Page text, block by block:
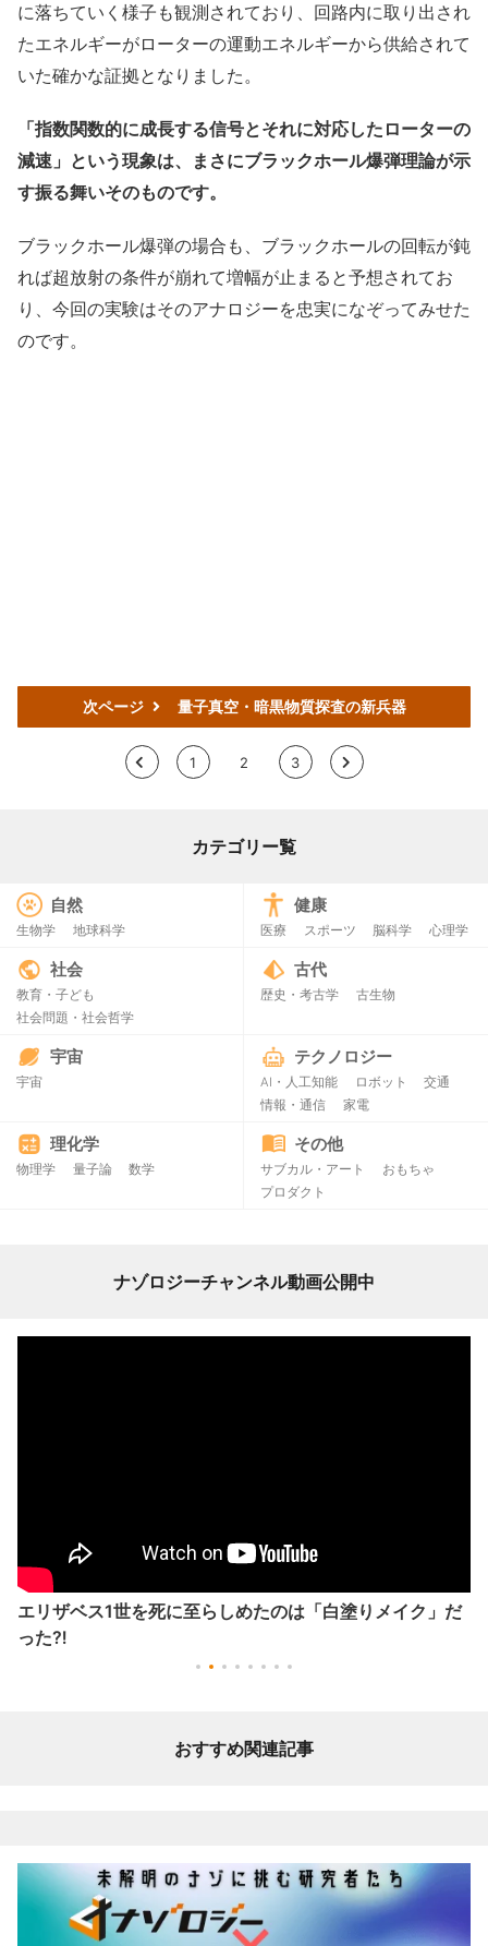
に落ちていく様子も観測されており、回路内に取り出され
たエネルギーがローターの運動エネルギーから供給されて
いた確かな証拠となりました。
「指数関数的に成長する信号とそれに対応したローターの
減速」という現象は、まさにブラックホール爆弾理論が示
す振る舞いそのものです。
ブラックホール爆弾の場合も、ブラックホールの回転が鈍
れば超放射の条件が崩れて増幅が止まると予想されてお
り、今回の実験はそのアナロジーを忠実になぞってみせた
のです。
次ページ 量子真空・暗黒物質探査の新兵器
< 1 2 3 >
カテゴリー覧
自然
生物学 地球科学
健康
医療 スポーツ 脳科学 心理学
社会
教育・子ども
社会問題・社会哲学
古代
歴史・考古学 古生物
宇宙
宇宙
テクノロジー
AI・人工知能 ロボット
交通
情報・通信
家電
理化学
物理学 量子論 数学
その他
サブカル・アート
おもちゃ
プロダクト
ナゾロジーチャンネル動画公開中
エリザベス1世を死に至らしめたのは「白塗りメイク」だ
った⁈
おすすめ関連記事